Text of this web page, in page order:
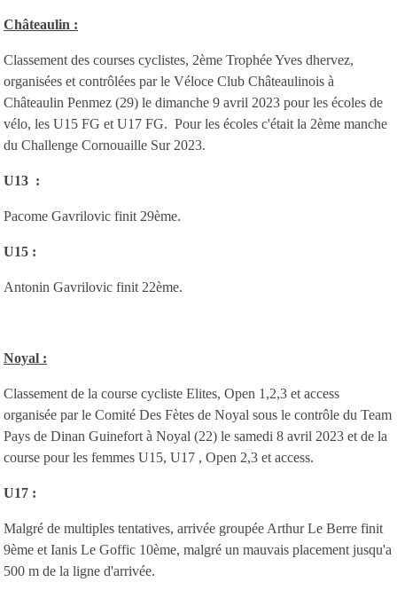
Châteaulin :
Classement des courses cyclistes, 2ème Trophée Yves dhervez,
organisées et contrôlées par le Véloce Club Châteaulinois à
Châteaulin Penmez (29) le dimanche 9 avril 2023 pour les écoles de
vélo, les U15 FG et U17 FG. Pour les écoles c'était la 2ème manche
du Challenge Cornouaille Sur 2023.
U13 :
Pacome Gavrilovic finit 29ème.
U15 :
Antonin Gavrilovic finit 22ème.
Noyal :
Classement de la course cycliste Elites, Open 1,2,3 et access
organisée par le Comité Des Fètes de Noyal sous le contrôle du Team
Pays de Dinan Guinefort à Noyal (22) le samedi 8 avril 2023 et de la
course pour les femmes U15, U17 , Open 2,3 et access.
U17 :
Malgré de multiples tentatives, arrivée groupée Arthur Le Berre finit
9ème et Ianis Le Goffic 10ème, malgré un mauvais placement jusqu'a
500 m de la ligne d'arrivée.